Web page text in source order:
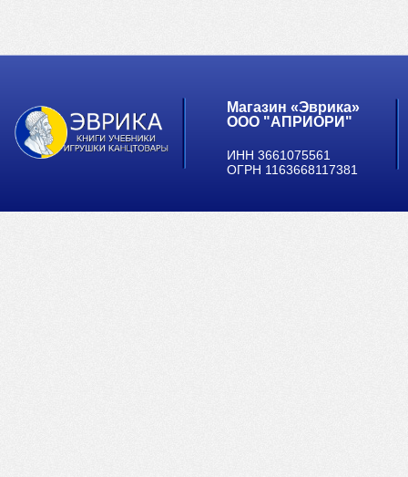
Магазин «Эврика»
ООО "АПРИОРИ"
ИНН 3661075561
ОГРН 1163668117381